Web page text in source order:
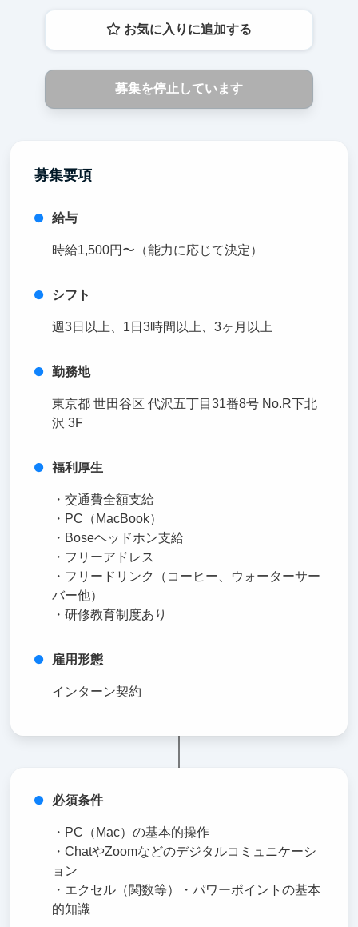
お気に入りに追加する
募集を停止しています
募集要項
給与
時給1,500円〜（能力に応じて決定）
シフト
週3日以上、1日3時間以上、3ヶ月以上
勤務地
東京都 世田谷区 代沢五丁目31番8号 No.R下北
沢 3F
福利厚生
・交通費全額支給
・PC（MacBook）
・Boseヘッドホン支給
・フリーアドレス
・フリードリンク（コーヒー、ウォーターサー
バー他）
・研修教育制度あり
雇用形態
インターン契約
必須条件
・PC（Mac）の基本的操作
・ChatやZoomなどのデジタルコミュニケーシ
ョン
・エクセル（関数等）・パワーポイントの基本
的知識